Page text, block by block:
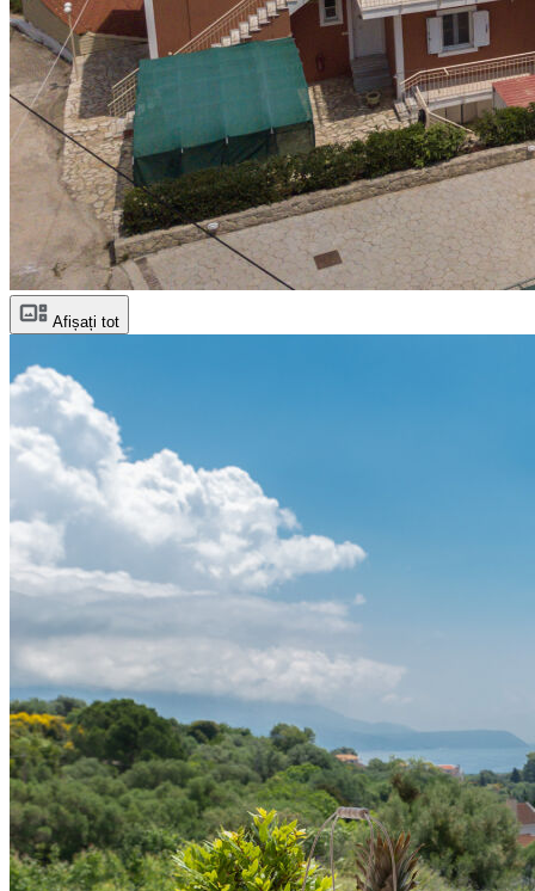
Afișați tot